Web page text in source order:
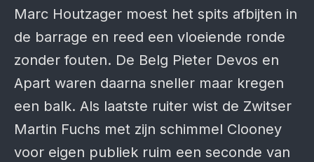
Marc Houtzager moest het spits afbijten in
de barrage en reed een vloeiende ronde
zonder fouten. De Belg Pieter Devos en
Apart waren daarna sneller maar kregen
een balk. Als laatste ruiter wist de Zwitser
Martin Fuchs met zijn schimmel Clooney
voor eigen publiek ruim een seconde van